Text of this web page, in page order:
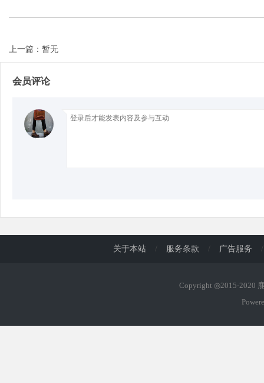
上一篇：暂无
会员评论
关于本站 / 服务条款 / 广告服务 /
Copyright ◎2015-2020